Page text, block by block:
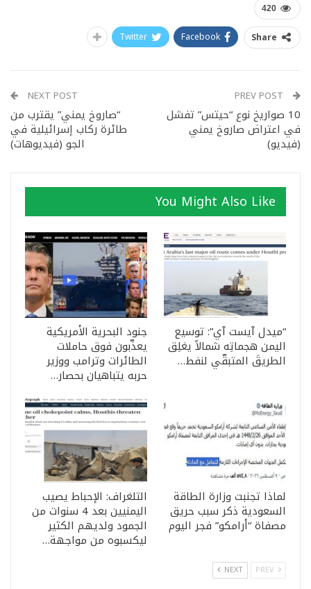
420
Share
Facebook
Twitter
10 صواريخ نوع “حيتس” تفشل
في اعتراض صاروخ يمني
(فيديو)
NEXT POST
“صاروخ يمني” يقترب من
طائرة ركاب إسرائيلية في
الجو (فيديوهات)
You Might Also Like
“ميدل آيست آي”: توسيع
اليمن هجماتِه شمالاً يغلِق
الطريقَ المتبقّي لنفط…
جنود البحرية الأمريكية
يعذّبون فوق حاملات
الطائرات وترامب ووزير
حربه يتباهيان بحصار…
لماذا تجنبت وزارة الطاقة
السعودية ذكر سبب حريق
مصفاة “أرامكو” فجر اليوم
التلغراف: الإحباط يصيب
اليمنيين بعد 4 سنوات من
الجمود ولديهم الكثير
ليكسبوه من مواجهة…
NEXT